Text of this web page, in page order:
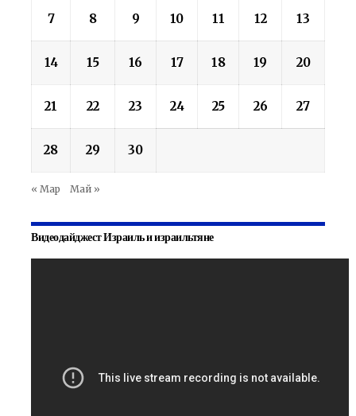
7 8 9 10 11 12 13
14 15 16 17 18 19 20
21 22 23 24 25 26 27
28 29 30
« Мар Май »
Видеодайджест Израиль и израильтяне